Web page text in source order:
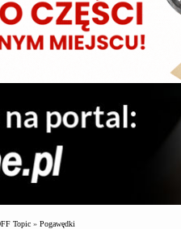
Topic » Pogawędki